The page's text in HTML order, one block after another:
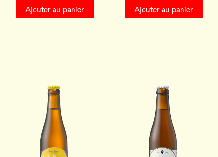
Ajouter au panier Ajouter au panier